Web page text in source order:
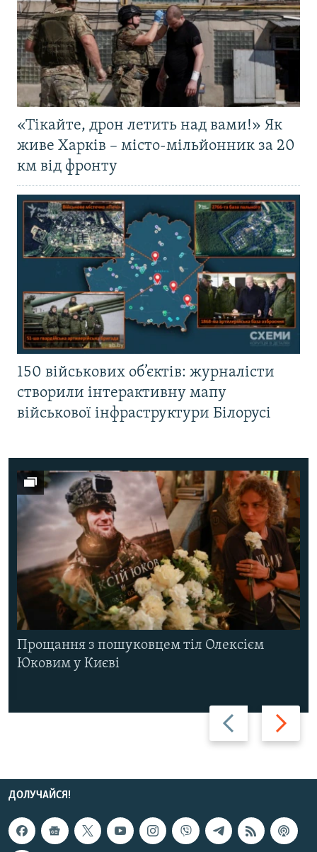
«Тікайте, дрон летить над вами!» Як
живе Харків – місто-мільйонник за 20
км від фронту
150 військових об’єктів: журналісти
створили інтерактивну мапу
військової інфраструктури Білорусі
Назад Вперед
Прощання з пошуковцем тіл Олексієм
Юковим у Києві
ДОЛУЧАЙСЯ!